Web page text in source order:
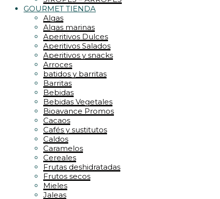
GOURMET TIENDA
Algas
Algas marinas
Aperitivos Dulces
Aperitivos Salados
Aperitivos y snacks
Arroces
batidos y barritas
Barritas
Bebidas
Bebidas Vegetales
Bioavance Promos
Cacaos
Cafés y sustitutos
Caldos
Caramelos
Cereales
Frutas deshidratadas
Frutos secos
Mieles
Jaleas